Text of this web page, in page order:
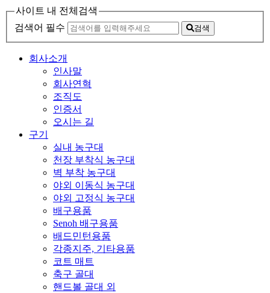
사이트 내 전체검색
검색어 필수
검색
회사소개
인사말
회사연혁
조직도
인증서
오시는 길
구기
실내 농구대
천장 부착식 농구대
벽 부착 농구대
야외 이동식 농구대
야외 고정식 농구대
배구용품
Senoh 배구용품
배드민턴용품
각종지주, 기타용품
코트 매트
축구 골대
핸드볼 골대 외